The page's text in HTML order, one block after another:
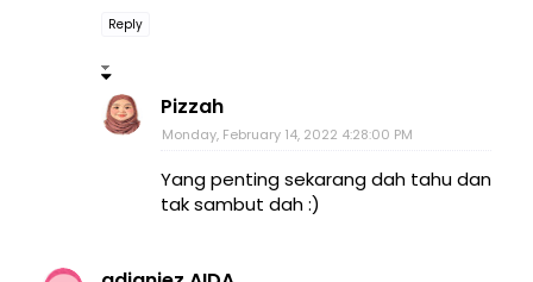
Reply
Pizzah
Monday, February 14, 2022 4:28:00 PM
Yang penting sekarang dah tahu dan
tak sambut dah :)